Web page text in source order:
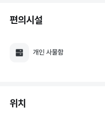
편의시설
개인 사물함
위치